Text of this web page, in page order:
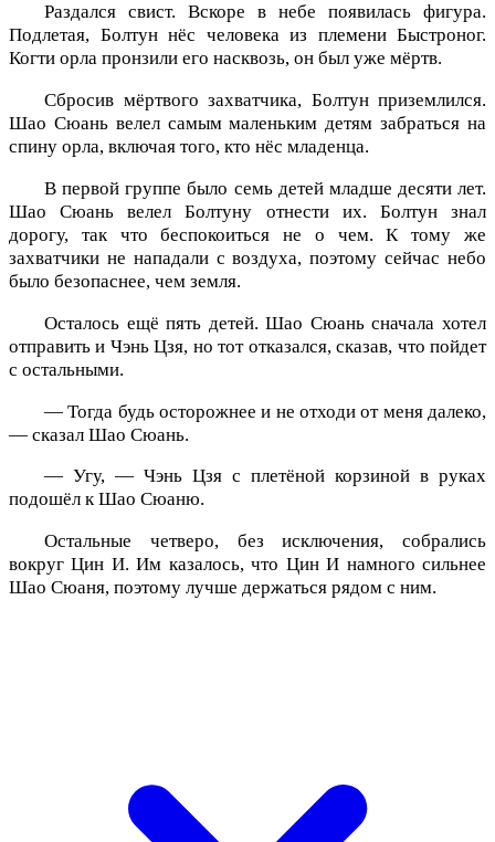
Раздался свист. Вскоре в небе появилась фигура.
Подлетая, Болтун нёс человека из племени Быстроног.
Когти орла пронзили его насквозь, он был уже мёртв.
Сбросив мёртвого захватчика, Болтун приземлился.
Шао Сюань велел самым маленьким детям забраться на
спину орла, включая того, кто нёс младенца.
В первой группе было семь детей младше десяти лет.
Шао Сюань велел Болтуну отнести их. Болтун знал
дорогу, так что беспокоиться не о чем. К тому же
захватчики не нападали с воздуха, поэтому сейчас небо
было безопаснее, чем земля.
Осталось ещё пять детей. Шао Сюань сначала хотел
отправить и Чэнь Цзя, но тот отказался, сказав, что пойдет
с остальными.
— Тогда будь осторожнее и не отходи от меня далеко,
— сказал Шао Сюань.
— Угу, — Чэнь Цзя с плетёной корзиной в руках
подошёл к Шао Сюаню.
Остальные четверо, без исключения, собрались
вокруг Цин И. Им казалось, что Цин И намного сильнее
Шао Сюаня, поэтому лучше держаться рядом с ним.